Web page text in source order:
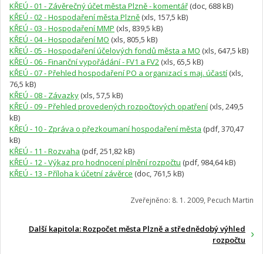
KŘEÚ - 01 - Závěrečný účet města Plzně - komentář (doc, 688 kB)
KŘEÚ - 02 - Hospodaření města Plzně (xls, 157,5 kB)
KŘEÚ - 03 - Hospodaření MMP (xls, 839,5 kB)
KŘEÚ - 04 - Hospodaření MO (xls, 805,5 kB)
KŘEÚ - 05 - Hospodaření účelových fondů města a MO (xls, 647,5 kB)
KŘEÚ - 06 - Finanční vypořádání - FV1 a FV2 (xls, 65,5 kB)
KŘEÚ - 07 - Přehled hospodaření PO a organizací s maj. účastí (xls,
76,5 kB)
KŘEÚ - 08 - Závazky (xls, 57,5 kB)
KŘEÚ - 09 - Přehled provedených rozpočtových opatření (xls, 249,5
kB)
KŘEÚ - 10 - Zpráva o přezkoumaní hospodaření města (pdf, 370,47
kB)
KŘEÚ - 11 - Rozvaha (pdf, 251,82 kB)
KŘEÚ - 12 - Výkaz pro hodnocení plnění rozpočtu (pdf, 984,64 kB)
KŘEÚ - 13 - Příloha k účetní závěrce (doc, 761,5 kB)
Zveřejněno: 8. 1. 2009, Pecuch Martin
Další kapitola: Rozpočet města Plzně a střednědobý výhled
rozpočtu